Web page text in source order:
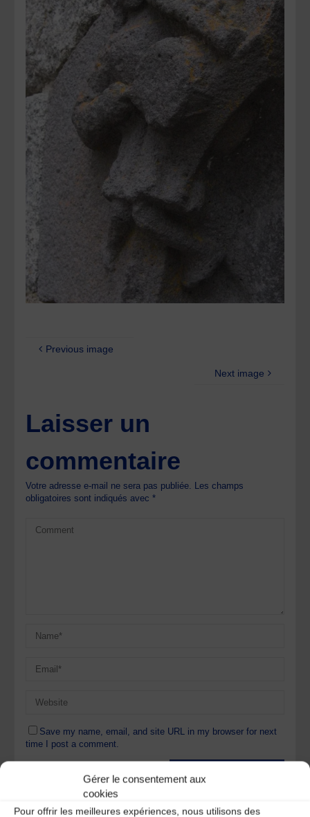
Gérer le consentement aux
cookies
Pour offrir les meilleures expériences, nous utilisons des
Previous image
Next image
Laisser un
commentaire
Votre adresse e-mail ne sera pas publiée. Les champs
obligatoires sont indiqués avec*
Save my name, email, and site URL in my browser for next
time I post a comment.
Ce site utilise Akismet pour réduire les indésirables.
savoir plus sur la façon dont les données de vos